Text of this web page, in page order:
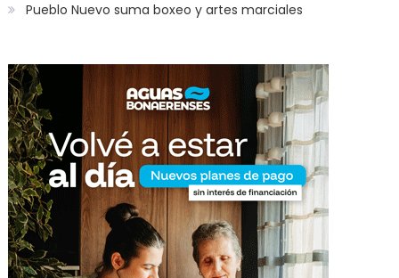
Pueblo Nuevo suma boxeo y artes marciales